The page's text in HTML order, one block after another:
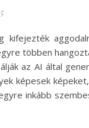
kifejezték
többen
az AI által
képesek
inkább